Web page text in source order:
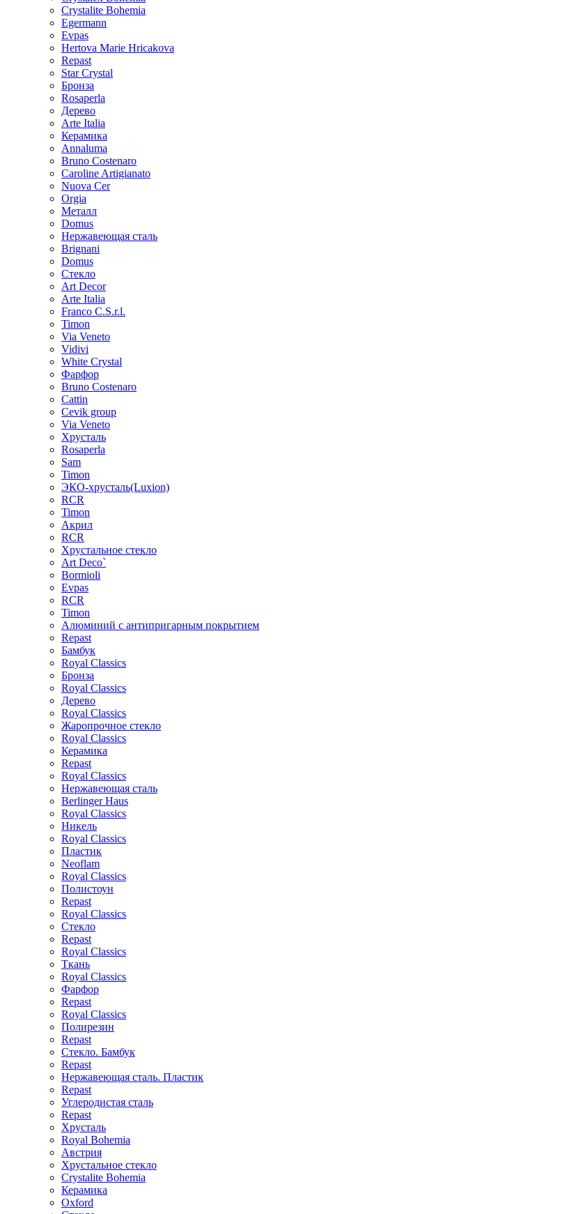
Crystalite Bohemia
Egermann
Evpas
Hertova Marie Hricakova
Repast
Star Crystal
Бронза
Rosaperla
Дерево
Arte Italia
Керамика
Annaluma
Bruno Costenaro
Caroline Artigianato
Nuova Cer
Orgia
Металл
Domus
Нержавеющая сталь
Brignani
Domus
Стекло
Art Decor
Arte Italia
Franco C.S.r.l.
Timon
Via Veneto
Vidivi
White Crystal
Фарфор
Bruno Costenaro
Cattin
Cevik group
Via Veneto
Хрусталь
Rosaperla
Sam
Timon
ЭКО-хрусталь(Luxion)
RCR
Timon
Акрил
RCR
Хрустальное стекло
Art Deco`
Bormioli
Evpas
RCR
Timon
Алюминий с антипригарным покрытием
Repast
Бамбук
Royal Classics
Бронза
Royal Classics
Дерево
Royal Classics
Жаропрочное стекло
Royal Classics
Керамика
Repast
Royal Classics
Нержавеющая сталь
Berlinger Haus
Royal Classics
Никель
Royal Classics
Пластик
Neoflam
Royal Classics
Полистоун
Repast
Royal Classics
Стекло
Repast
Royal Classics
Ткань
Royal Classics
Фарфор
Repast
Royal Classics
Полирезин
Repast
Стекло. Бамбук
Repast
Нержавеющая сталь. Пластик
Repast
Углеродистая сталь
Repast
Хрусталь
Royal Bohemia
Австрия
Хрустальное стекло
Crystalite Bohemia
Керамика
Oxford